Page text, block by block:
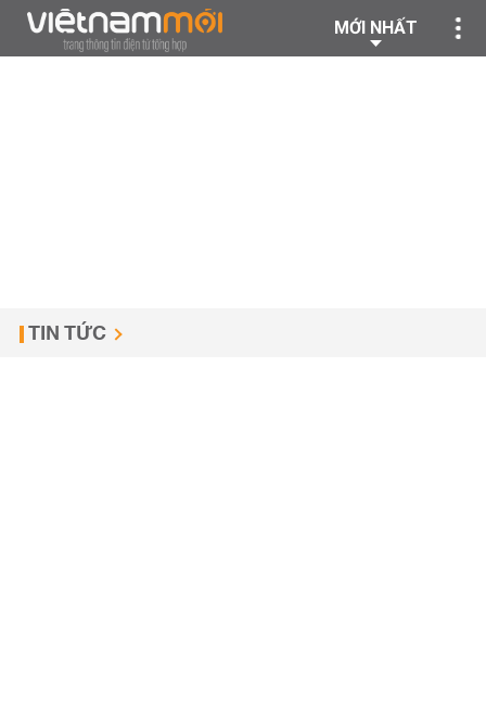
MỚI NHẤT
TIN TỨC